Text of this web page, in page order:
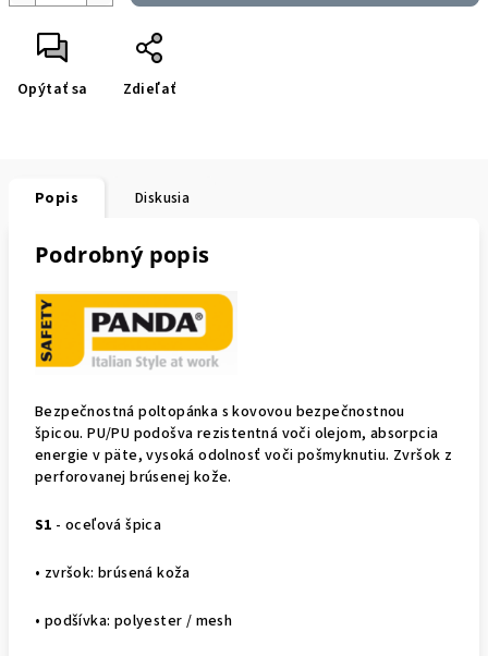
Opýtať sa Zdieľať
Popis Diskusia
Podrobný popis
Bezpečnostná poltopánka s kovovou bezpečnostnou
špicou. PU/PU podošva rezistentná voči olejom, absorpcia
energie v päte, vysoká odolnosť voči pošmyknutiu. Zvršok z
perforovanej brúsenej kože.
S1 - oceľová špica
• zvršok: brúsená koža
• podšívka: polyester / mesh